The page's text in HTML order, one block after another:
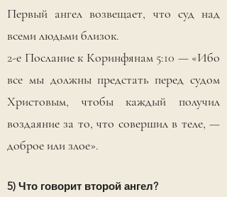
Первый ангел возвещает, что суд над
всеми людьми близок.
2-е Послание к Коринфянам 5:10 — «Ибо
все мы должны предстать перед судом
Христовым, чтобы каждый получил
воздаяние за то, что совершил в теле, —
доброе или злое».
5) Что говорит второй ангел?